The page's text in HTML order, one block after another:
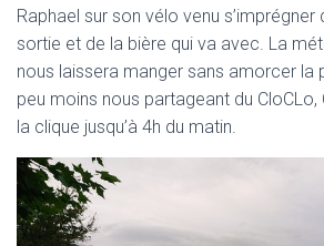
Raphael sur son vélo venu s’imprégner
sortie et de la bière qui va avec. La
nous laissera manger sans amorcer la
peu moins nous partageant du CloCLo,
la clique jusqu’à 4h du matin.